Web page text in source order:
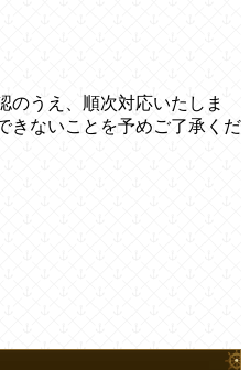
のうえ、順次対応いたしま
きないことを予めご了承くだ